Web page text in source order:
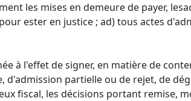
les mises en demeure de payer,
ester en justice ; ad) tous actes
à l'effet de signer, en matière de
d'admission partielle ou de rejet, de
fiscal, les décisions portant remise,